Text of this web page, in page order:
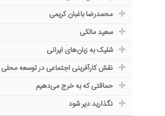
محمدرضا باغبان کریمی
سعید مالکی
شلیک به زبان‌های ایرانی
نقش کارآفرینی اجتماعی در توسعه محلی
حماقتی که به خرج می‌دهیم
نگذارید دیر شود